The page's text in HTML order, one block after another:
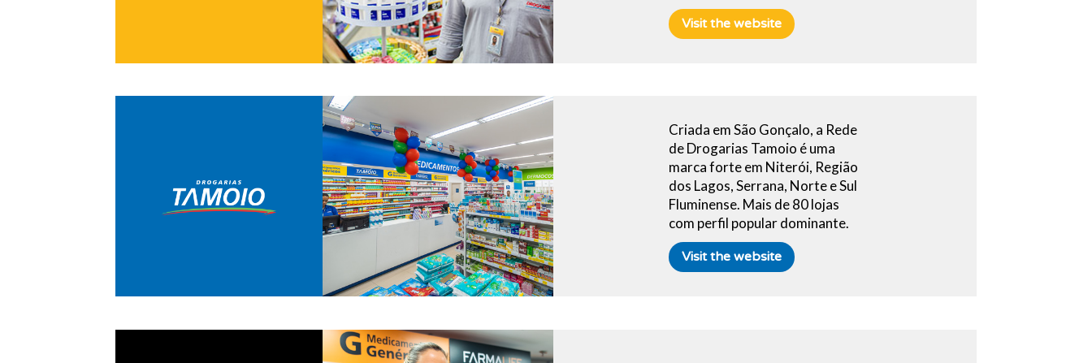
Visit the website
Criada em São Gonçalo, a Rede
de Drogarias Tamoio é uma
marca forte em Niterói, Região
dos Lagos, Serrana, Norte e Sul
Fluminense. Mais de 80 lojas
com perfil popular dominante.
Visit the website